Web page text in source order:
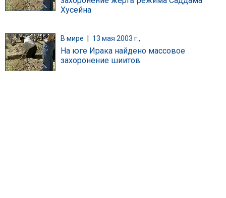
Хусейна
В мире 13 мая 2003 г.,
На юге Ирака найдено массовое
захоронение шиитов